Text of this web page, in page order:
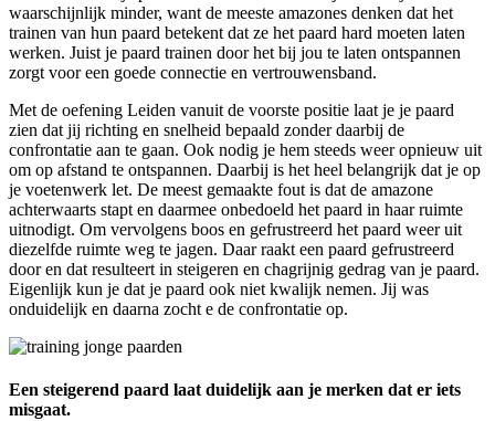
waarschijnlijk minder, want de meeste amazones denken dat het
trainen van hun paard betekent dat ze het paard hard moeten laten
werken. Juist je paard trainen door het bij jou te laten ontspannen
zorgt voor een goede connectie en vertrouwensband.
Met de oefening Leiden vanuit de voorste positie laat je je paard
zien dat jij richting en snelheid bepaald zonder daarbij de
confrontatie aan te gaan. Ook nodig je hem steeds weer opnieuw uit
om op afstand te ontspannen. Daarbij is het heel belangrijk dat je op
je voetenwerk let. De meest gemaakte fout is dat de amazone
achterwaarts stapt en daarmee onbedoeld het paard in haar ruimte
uitnodigt. Om vervolgens boos en gefrustreerd het paard weer uit
diezelfde ruimte weg te jagen. Daar raakt een paard gefrustreerd
door en dat resulteert in steigeren en chagrijnig gedrag van je paard.
Eigenlijk kun je dat je paard ook niet kwalijk nemen. Jij was
onduidelijk en daarna zocht e de confrontatie op.
Een steigerend paard laat duidelijk aan je merken dat er iets
misgaat.